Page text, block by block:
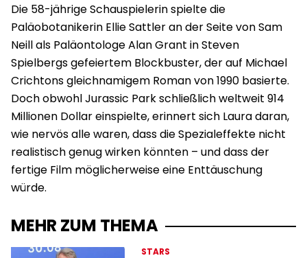
Die 58-jährige Schauspielerin spielte die
Paläobotanikerin Ellie Sattler an der Seite von Sam
Neill als Paläontologe Alan Grant in Steven
Spielbergs gefeiertem Blockbuster, der auf Michael
Crichtons gleichnamigem Roman von 1990 basierte.
Doch obwohl Jurassic Park schließlich weltweit 914
Millionen Dollar einspielte, erinnert sich Laura daran,
wie nervös alle waren, dass die Spezialeffekte nicht
realistisch genug wirken könnten – und dass der
fertige Film möglicherweise eine Enttäuschung
würde.
MEHR ZUM THEMA
STARS